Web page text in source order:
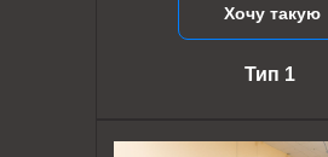
Хочу такую
Тип 1